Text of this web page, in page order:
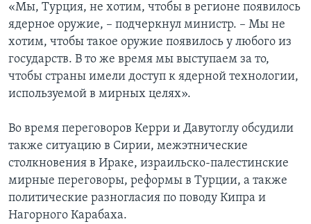
«Мы, Турция, не хотим, чтобы в регионе появилось
ядерное оружие, – подчеркнул министр. – Мы не
хотим, чтобы такое оружие появилось у любого из
государств. В то же время мы выступаем за то,
чтобы страны имели доступ к ядерной технологии,
используемой в мирных целях».
Во время переговоров Керри и Давутоглу обсудили
также ситуацию в Сирии, межэтнические
столкновения в Ираке, израильско-палестинские
мирные переговоры, реформы в Турции, а также
политические разногласия по поводу Кипра и
Нагорного Карабаха.